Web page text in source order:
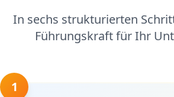
In sechs strukturierten
Führungskraft für Ihr
1